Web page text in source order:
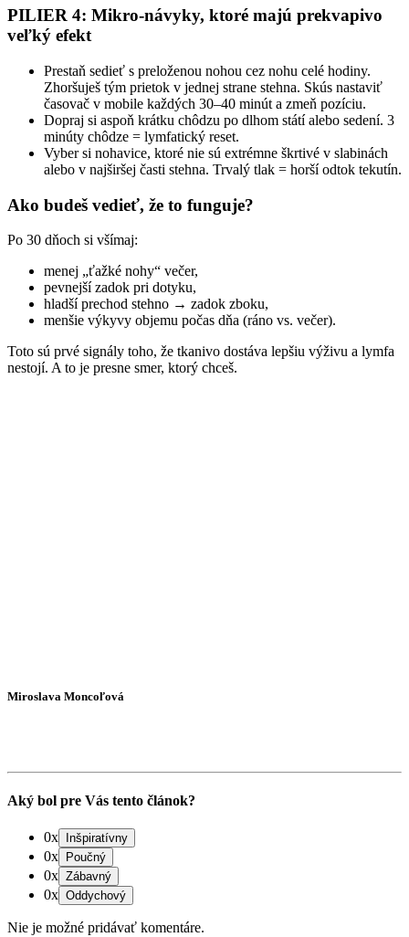
PILIER 4: Mikro-návyky, ktoré majú prekvapivo
veľký efekt
Prestaň sedieť s preloženou nohou cez nohu celé hodiny.
Zhoršuješ tým prietok v jednej strane stehna. Skús nastaviť
časovač v mobile každých 30–40 minút a zmeň pozíciu.
Dopraj si aspoň krátku chôdzu po dlhom státí alebo sedení. 3
minúty chôdze = lymfatický reset.
Vyber si nohavice, ktoré nie sú extrémne škrtivé v slabinách
alebo v najširšej časti stehna. Trvalý tlak = horší odtok tekutín.
Ako budeš vedieť, že to funguje?
Po 30 dňoch si všímaj:
menej „ťažké nohy“ večer,
pevnejší zadok pri dotyku,
hladší prechod stehno → zadok zboku,
menšie výkyvy objemu počas dňa (ráno vs. večer).
Toto sú prvé signály toho, že tkanivo dostáva lepšiu výživu a lymfa
nestojí. A to je presne smer, ktorý chceš.
Miroslava Moncoľová
Aký bol pre Vás tento článok?
0x
0x
0x
0x
Nie je možné pridávať komentáre.